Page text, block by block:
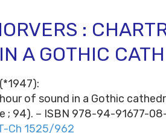
:
A GOTHIC
of sound in a Gothic
; 94). – ISBN 978-94-91677-
Ch 1525/962